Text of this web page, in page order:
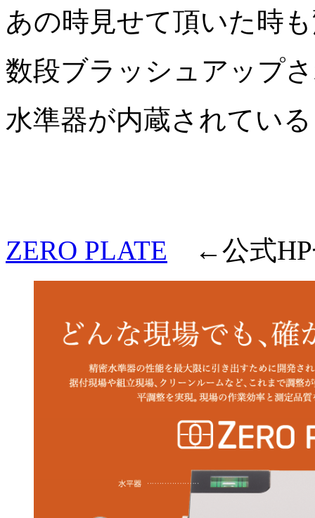
あの時見せて頂いた時
数段ブラッシュアップ
水準器が内蔵されてい
ZERO PLATE ←公式HP